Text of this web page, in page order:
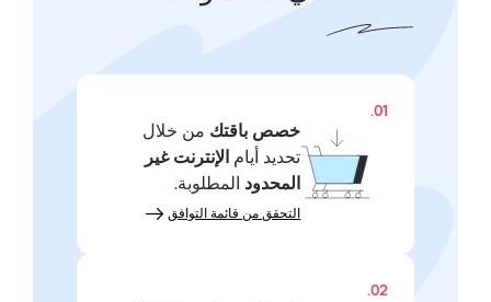
خصص باقتكمن خلال
تحديد أيامالإنترنت غير
المحدودالمطلوبة.
التحقق من قائمة التوافق